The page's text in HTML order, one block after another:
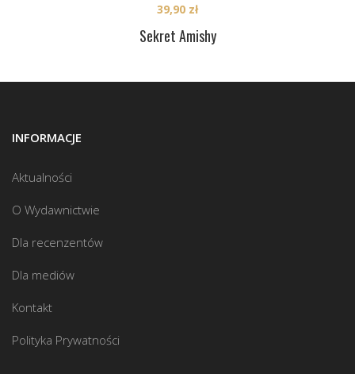
Sekret Amishy
39,90 zł
INFORMACJE
Aktualności
O Wydawnictwie
Dla recenzentów
Dla mediów
Kontakt
Polityka Prywatności